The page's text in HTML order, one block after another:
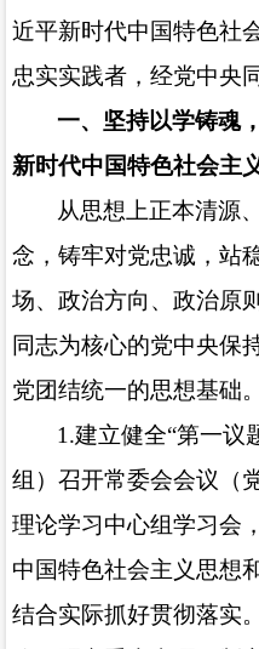
近平新时代中国特色社
忠实实践者，经党中央
一、坚持以学铸魂
新时代中国特色社会主
从思想上正本清源
念，铸牢对党忠诚，站
场、政治方向、政治原
同志为核心的党中央保
党团结统一的思想基础。
1.建立健全“第一议
组）召开常委会会议（
理论学习中心组学习会
中国特色社会主义思想
结合实际抓好贯彻落实